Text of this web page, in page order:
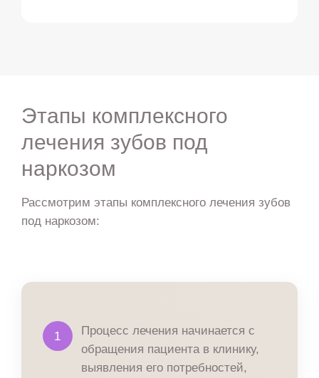
Этапы комплексного
лечения зубов под
наркозом
Рассмотрим этапы комплексного лечения зубов
под наркозом:
1
Процесс лечения начинается с
обращения пациента в клинику,
выявления его потребностей,